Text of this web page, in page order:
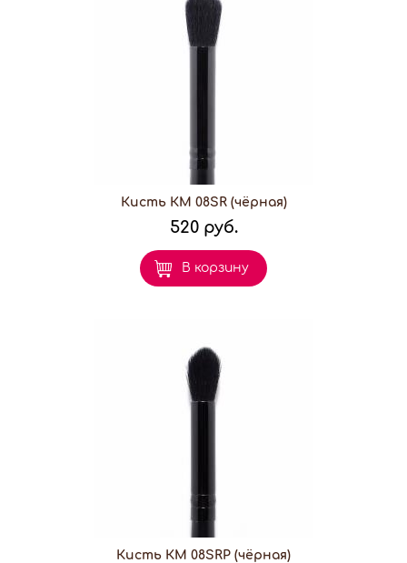
Кисть КМ 08SR (чёрная)
520 руб.
В корзину
Кисть КМ 08SRP (чёрная)